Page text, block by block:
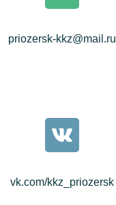
priozersk-kkz@mail.ru
vk.com/kkz_priozersk